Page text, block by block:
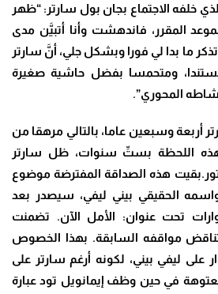
خلفه الاجتماع بجان بول سارتر: “ظهر
المقرر، فاندهشت وأنا أتبيَّن مدى
ما بدا لي فورا وبشكل جلي، أنَّ سارتر
ومتحمسا بفضل حاشية صغيرة
المحوري”.
أربعة وسبعين عاما، بالتالي مرهقا من
هذه اللحظة بستِّ سنوات، ظل سارتر
هذه الصداقة المفترضة موضوع
الحقيقي بيني ليفي، سيصدر بعد
تحت عنوان: الأمل الآن. تضمنت
مواقفه السابقة. بهذا الخصوص
ليفي بيني، لكونه أرغم سارتر على
في حين وظف إيمانويل تود عبارة